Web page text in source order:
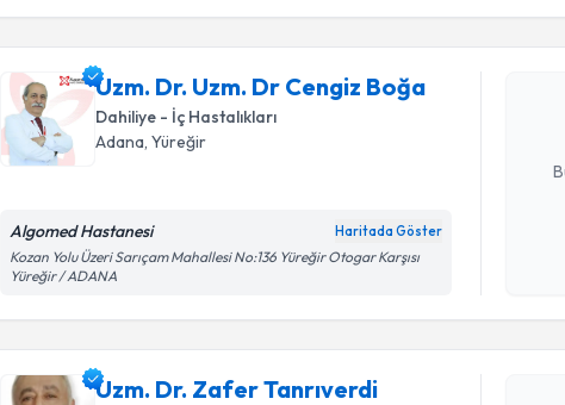
Uzm. Dr. Uzm. Dr Cengiz Boğa
Dahiliye - İç Hastalıkları
Adana , Yüreğir
Algomed Hastanesi Haritada Göster
Kozan Yolu Üzeri Sarıçam Mahallesi No:136 Yüreğir Otogar Karşısı
Yüreğir / ADANA
Uzm. Dr.
oluşturun.
Uzm. Dr. Zafer Tanrıverdi
Randevu
Uzm. Dr.